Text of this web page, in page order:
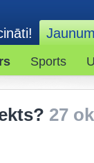
Sports
27